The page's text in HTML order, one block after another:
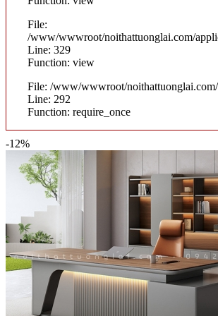
File:
/www/wwwroot/noithattuonglai.com/
Line: 329
Function: view
File: /www/wwwroot/
Line: 292
Function: require_once
-12%